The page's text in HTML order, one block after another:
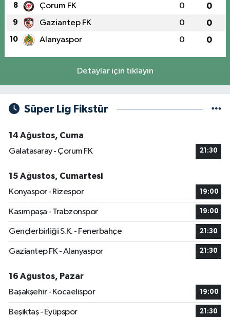
8 Çorum FK 0 0
9 Gaziantep FK 0 0
10 Alanyaspor 0 0
Detaylar için tıklayın
Süper Lig Fikstür
14 Ağustos, Cuma
Galatasaray - Çorum FK
21:30
15 Ağustos, Cumartesi
Konyaspor - Rizespor
19:00
Kasımpaşa - Trabzonspor 19:00
Gençlerbirliği S.K. - Fenerbahçe 21:30
Gaziantep FK - Alanyaspor 21:30
16 Ağustos, Pazar
Başakşehir - Kocaelispor
19:00
Beşiktaş - Eyüpspor 21:30